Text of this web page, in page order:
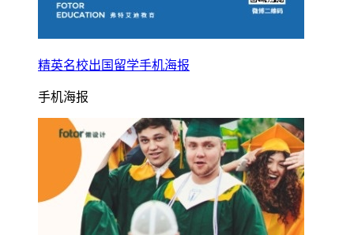
精英名校出国留学手机海报
手机海报